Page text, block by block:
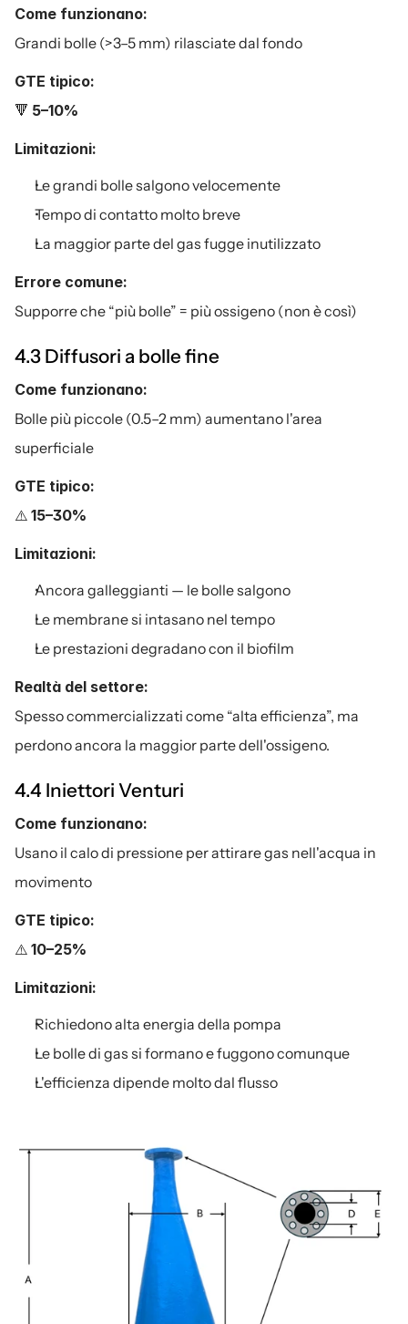
Come funzionano:
Grandi bolle (>3–5 mm) rilasciate dal fondo
GTE tipico:
🔻 5–10%
Limitazioni:
Le grandi bolle salgono velocemente
Tempo di contatto molto breve
La maggior parte del gas fugge inutilizzato
Errore comune:
Supporre che “più bolle” = più ossigeno (non è così)
4.3 Diffusori a bolle fine
Come funzionano:
Bolle più piccole (0.5–2 mm) aumentano l'area
superficiale
GTE tipico:
⚠️ 15–30%
Limitazioni:
Ancora galleggianti — le bolle salgono
Le membrane si intasano nel tempo
Le prestazioni degradano con il biofilm
Realtà del settore:
Spesso commercializzati come “alta efficienza”, ma
perdono ancora la maggior parte dell'ossigeno.
4.4 Iniettori Venturi
Come funzionano:
Usano il calo di pressione per attirare gas nell'acqua in
movimento
GTE tipico:
⚠️ 10–25%
Limitazioni:
Richiedono alta energia della pompa
Le bolle di gas si formano e fuggono comunque
L'efficienza dipende molto dal flusso